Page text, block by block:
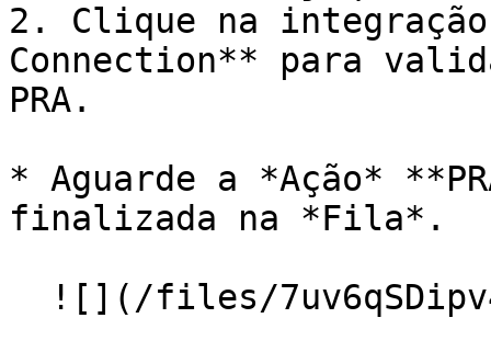
2. Clique na
Connection** para
PRA.
* Aguarde a *Ação*
finalizada na *Fila*.